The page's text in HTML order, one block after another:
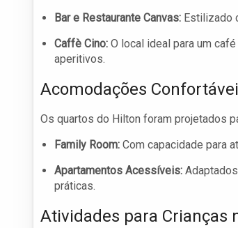
Bar e Restaurante Canvas: Estilizado
Caffè Cino: O local ideal para um
aperitivos.
Acomodações
Os quartos do Hilton foram projetados
Family Room: Com capacidade para
Apartamentos Acessíveis:
práticas.
Atividades para Crianças